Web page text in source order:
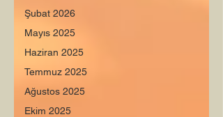
Şubat 2026
Mayıs 2025
Haziran 2025
Temmuz 2025
Ağustos 2025
Ekim 2025